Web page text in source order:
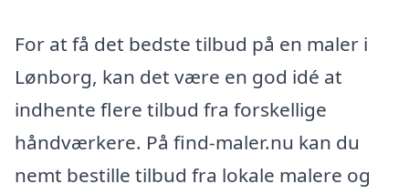
For at få det bedste tilbud på en maler i
Lønborg, kan det være en god idé at
indhente flere tilbud fra forskellige
håndværkere. På find-maler.nu kan du
nemt bestille tilbud fra lokale malere og